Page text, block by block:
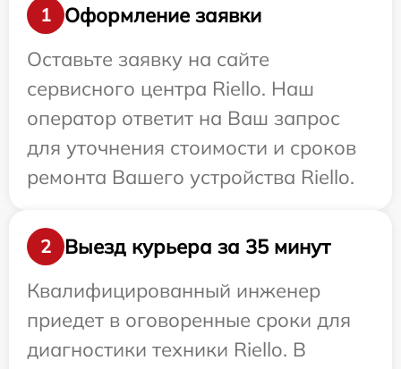
1
Оформление заявки
Оставьте заявку на сайте
сервисного центра Riello. Наш
оператор ответит на Ваш запрос
для уточнения стоимости и сроков
ремонта Вашего устройства Riello.
2
Выезд курьера за 35 минут
Квалифицированный инженер
приедет в оговоренные сроки для
диагностики техники Riello. В